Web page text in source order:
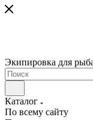
Экипировка для
Каталог
По всему сайту